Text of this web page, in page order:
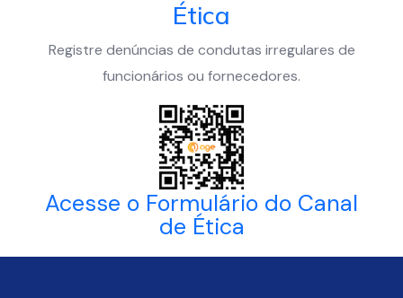
Ética
Registre denúncias de condutas irregulares de
funcionários ou fornecedores.
Acesse o Formulário do Canal
de Ética